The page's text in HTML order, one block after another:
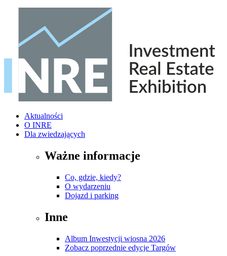
Aktualności
O INRE
Dla zwiedzających
Ważne informacje
Co, gdzie, kiedy?
O wydarzeniu
Dojazd i parking
Inne
Album Inwestycji wiosna 2026
Zobacz poprzednie edycje Targów